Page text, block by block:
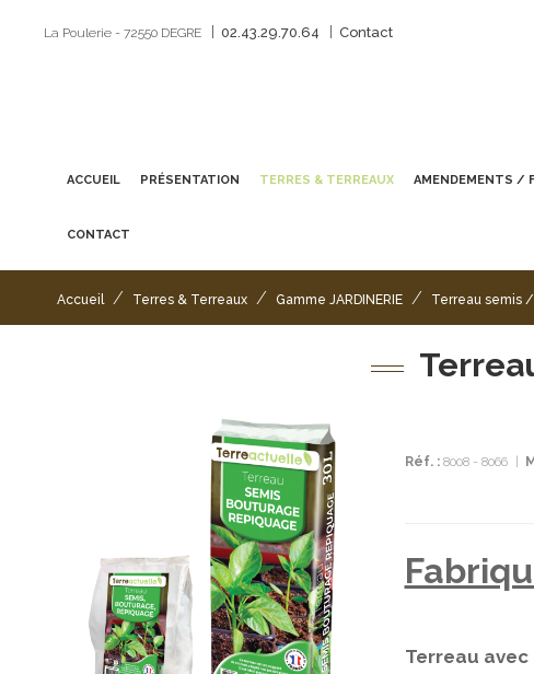
La Poulerie - 72550 DEGRE 02.43.29.70.64 Contact
ACCUEIL PRÉSENTATION TERRES & TERREAUX AMENDEMENTS /
CONTACT
Accueil / Terres & Terreaux / Gamme JARDINERIE / Terreau semis
Réf. : 8008 - 8066
Terreau